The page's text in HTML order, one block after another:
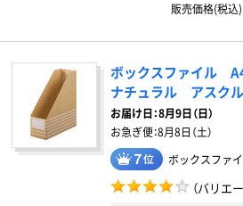
販売価格(税込)
ボックスファイル
ナチュラル アスクル
お届け日：8月9日（日）
お急ぎ便：8月8日（土）
ボックスファイ
（バリエ